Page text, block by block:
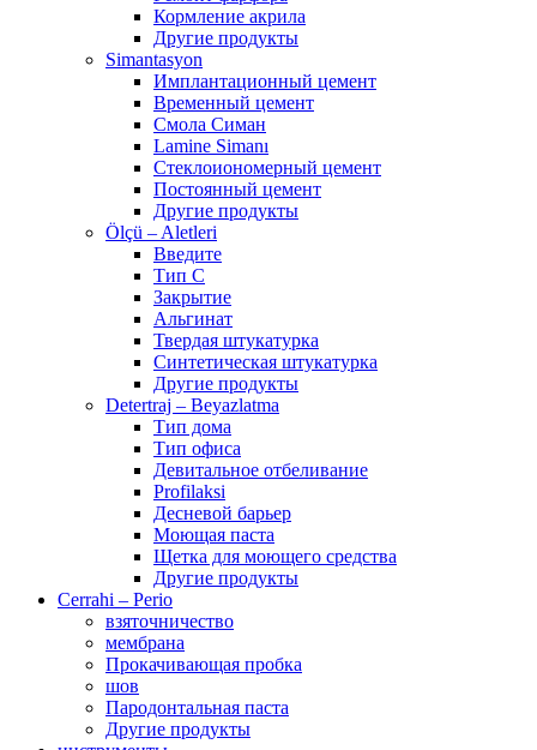
Кормление акрила
Другие продукты
Simantasyon
Имплантационный цемент
Временный цемент
Смола Симан
Lamine Simanı
Стеклоиономерный цемент
Постоянный цемент
Другие продукты
Ölçü – Aletleri
Введите
Тип С
Закрытие
Альгинат
Твердая штукатурка
Синтетическая штукатурка
Другие продукты
Detertraj – Beyazlatma
Тип дома
Тип офиса
Девитальное отбеливание
Profilaksi
Десневой барьер
Моющая паста
Щетка для моющего средства
Другие продукты
Cerrahi – Perio
взяточничество
мембрана
Прокачивающая пробка
шов
Пародонтальная паста
Другие продукты